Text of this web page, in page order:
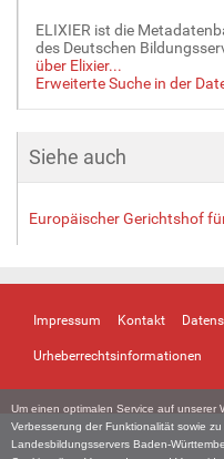
Um einen optimalen Service auf unserer
Verbesserung der Funktionalität sowie
Landesbildungsservers Baden-
ELIXIER ist die
des Deutschen
über Elixier...
Erweiterte Suche in der
Siehe auch
Europäischer Gerichtshof
Impressum Kontakt
Urheberrechtsinformationen